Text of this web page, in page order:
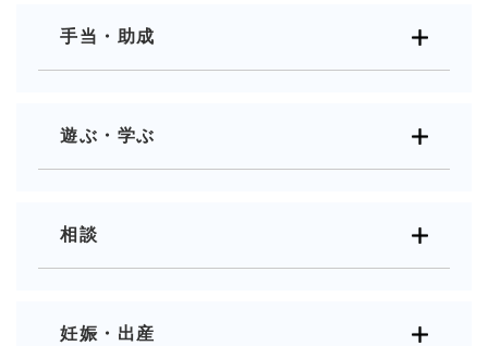
手当・助成
遊ぶ・学ぶ
相談
妊娠・出産